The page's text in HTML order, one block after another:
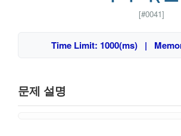
[#0041]
Time Limit: 1000(ms) |
문제 설명